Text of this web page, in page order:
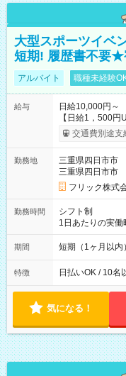
大型スポーツイベ
短期! 履歴書不要★
アルバイト 職種未経験
給与
日給10,000円～
【日給1，500
ると 期間中(9/
り稼
交通費別途支
勤務地
三重県四日市市
三重県四日市市
フリック株式
勤務時間
シフト制
1日あたりの実
日~2026年10月
※週3~5日勤務(
り ※夜勤シフト
期間 短期（1ヶ月以内）
特徴 日払いOK / 10名
気になる！